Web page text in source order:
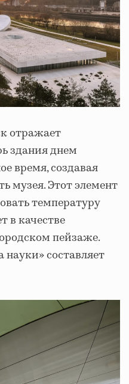
отражает
здания днем
время, создавая
музея. Этот элемент
температуру
в качестве
пейзаже.
составляет